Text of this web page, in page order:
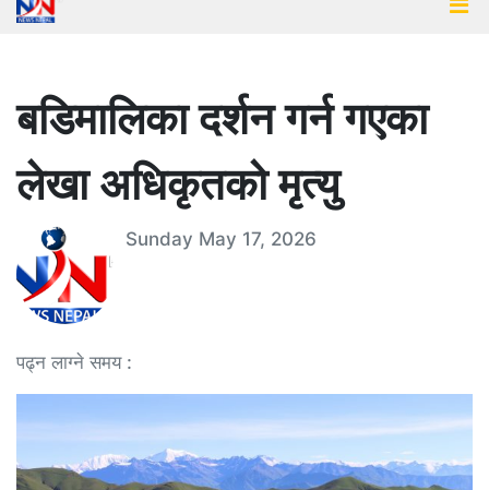
बडिमालिका दर्शन गर्न गएका
लेखा अधिकृतको मृत्यु
Sunday May 17, 2026
पढ्न लाग्ने समय :